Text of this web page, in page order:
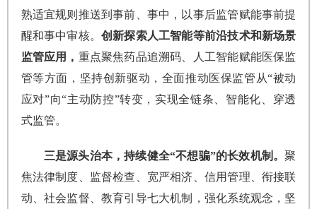
熟适宜规则推送到事前、事中，以事后监管赋能事前提
醒和事中审核。创新探索人工智能等前沿技术和新场景
监管应用， 重点聚焦药品追溯码、人工智能赋能医保监
管等方面，坚持创新驱动，全面推动医保监管从“被动
应对”向“主动防控”转变，实现全链条、智能化、穿透
式监管。
三是源头治本，持续健全“不想骗”的长效机制。聚
焦法律制度、监督检查、宽严相济、信用管理、衔接联
动、社会监督、教育引导七大机制，强化系统观念，坚